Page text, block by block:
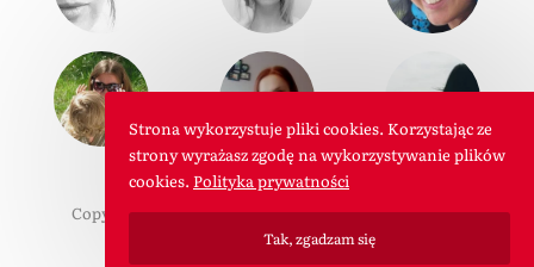
Copyright © 2011-2026 W Roli Mamy. Wszelkie prawa
zastrzeżone.
Strona wykorzystuje pliki cookies. Korzystając ze
strony wyrażasz zgodę na wykorzystywanie plików
cookies. Polityka prywatności
Tak, zgadzam się